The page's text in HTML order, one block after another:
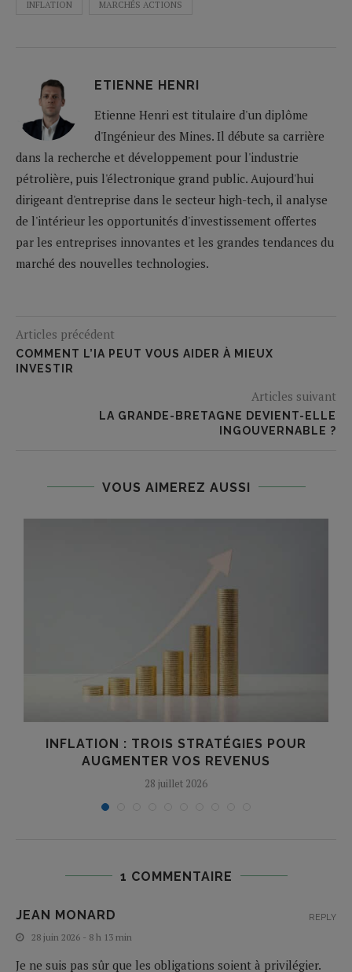
INFLATION MARCHÉS ACTIONS
ETIENNE HENRI
Etienne Henri est titulaire d'un diplôme
d'Ingénieur des Mines. Il débute sa carrière
dans la recherche et développement pour l'industrie
pétrolière, puis l'électronique grand public. Aujourd'hui
dirigeant d'entreprise dans le secteur high-tech, il analyse
de l'intérieur les opportunités d'investissement offertes
par les entreprises innovantes et les grandes tendances du
marché des nouvelles technologies.
Articles précédent
COMMENT L’IA PEUT VOUS AIDER À MIEUX
INVESTIR
Articles suivant
LA GRANDE-BRETAGNE DEVIENT-ELLE
INGOUVERNABLE ?
VOUS AIMEREZ AUSSI
INFLATION : TROIS STRATÉGIES POUR
AUGMENTER VOS REVENUS
28 juillet 2026
1 COMMENTAIRE
JEAN MONARD
28 juin 2026 - 8 h 13 min
Je ne suis pas sûr que les obligations soient à privilégier.
REPLY